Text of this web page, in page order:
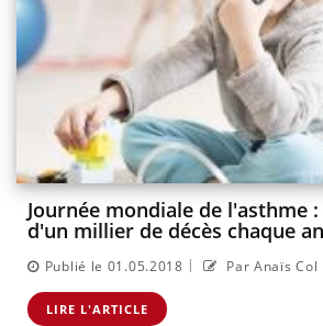
Journée mondiale de l'asthme
d'un millier de décès chaque
Publié le 01.05.2018 | Par Anaïs Col
LIRE L'ARTICLE